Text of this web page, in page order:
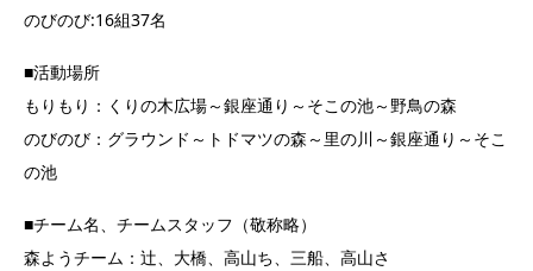
のびのび:16組37名
■活動場所
もりもり：くりの木広場～銀座通り～そこの池～野鳥の森
のびのび：グラウンド～トドマツの森～里の川～銀座通り～そこ
の池
■チーム名、チームスタッフ（敬称略）
森ようチーム：辻、大橋、高山ち、三船、高山さ